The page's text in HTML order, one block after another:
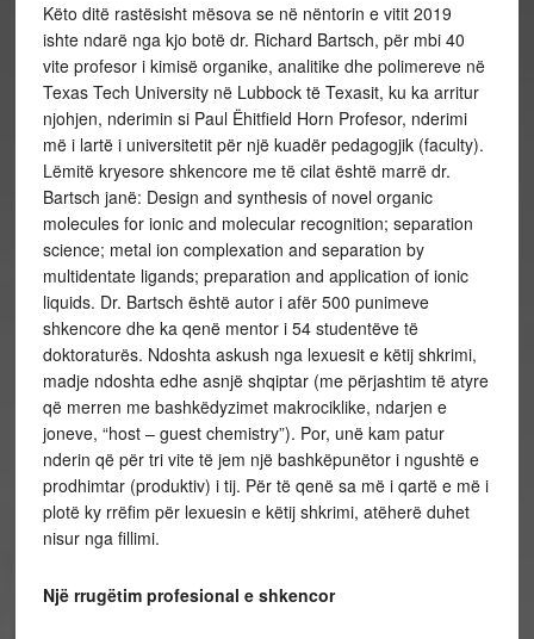
Këto ditë rastësisht mësova se në nëntorin e vitit 2019
ishte ndarë nga kjo botë dr. Richard Bartsch, për mbi 40
vite profesor i kimisë organike, analitike dhe polimereve në
Texas Tech University në Lubbock të Texasit, ku ka arritur
njohjen, nderimin si Paul Ëhitfield Horn Profesor, nderimi
më i lartë i universitetit për një kuadër pedagogjik (faculty).
Lëmitë kryesore shkencore me të cilat është marrë dr.
Bartsch janë: Design and synthesis of novel organic
molecules for ionic and molecular recognition; separation
science; metal ion complexation and separation by
multidentate ligands; preparation and application of ionic
liquids. Dr. Bartsch është autor i afër 500 punimeve
shkencore dhe ka qenë mentor i 54 studentëve të
doktoraturës. Ndoshta askush nga lexuesit e këtij shkrimi,
madje ndoshta edhe asnjë shqiptar (me përjashtim të atyre
që merren me bashkëdyzimet makrociklike, ndarjen e
joneve, “host – guest chemistry”). Por, unë kam patur
nderin që për tri vite të jem një bashkëpunëtor i ngushtë e
prodhimtar (produktiv) i tij. Për të qenë sa më i qartë e më i
plotë ky rrëfim për lexuesin e këtij shkrimi, atëherë duhet
nisur nga fillimi.
Një rrugëtim profesional e shkencor